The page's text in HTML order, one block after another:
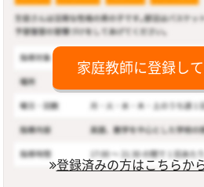
家庭教師に登録し
登録済みの方はこちらか